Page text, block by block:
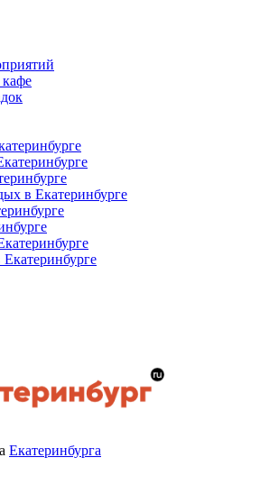
в Екатеринбурге
Екатеринбурге
Екатеринбурга